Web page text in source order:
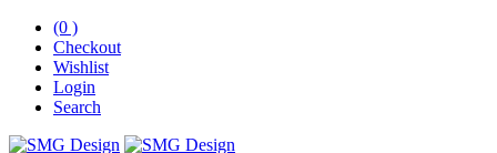
(0 )
Checkout
Wishlist
Login
Search